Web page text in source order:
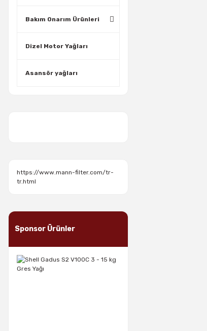
Bakım Onarım Ürünleri
Dizel Motor Yağları
Asansör yağları
https://www.mann-filter.com/tr-
tr.html
Sponsor Ürünler